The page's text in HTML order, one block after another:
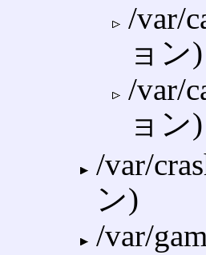
/var/
ョン)
/var/
ョン)
/var/
ン)
/var/